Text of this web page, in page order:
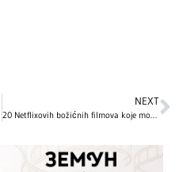
NEXT
20 Netflixovih božićnih filmova koje morate pogledati ove praznične sezone